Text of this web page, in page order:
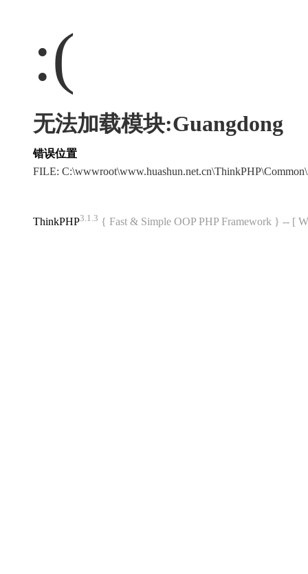
:(
无法加载模块:Guangdong
错误位置
FILE:
ThinkPHP3.1.3 { Fast & Simple OOP PHP Framework } -- [